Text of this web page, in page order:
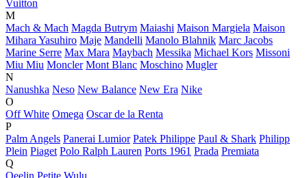
Vuitton
M
Mach & Mach Magda Butrym Maiashi Maison Margiela Maison
Mihara Yasuhiro Maje Mandelli Manolo Blahnik Marc Jacobs
Marine Serre Max Mara Maybach Messika Michael Kors Missoni
Miu Miu Moncler Mont Blanc Moschino Mugler
N
Nanushka Neso New Balance New Era Nike
O
Off White Omega Oscar de la Renta
P
Palm Angels Panerai Lumior Patek Philippe Paul & Shark Philipp
Plein Piaget Polo Ralph Lauren Ports 1961 Prada Premiata
Q